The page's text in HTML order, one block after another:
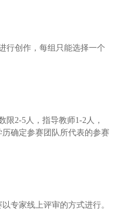
行创作，每组只能选择一个
2-5人，指导教师1-2人，
确定参赛团队所代表的参赛
专家线上评审的方式进行。